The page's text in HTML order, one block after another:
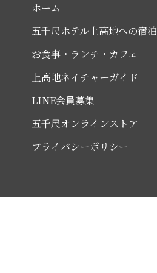
ホーム
五千尺ホテル上高地への宿泊
お食事・ランチ・カフェ
上高地ネイチャーガイド
LINE会員募集
五千尺オンラインストア
プライバシーポリシー